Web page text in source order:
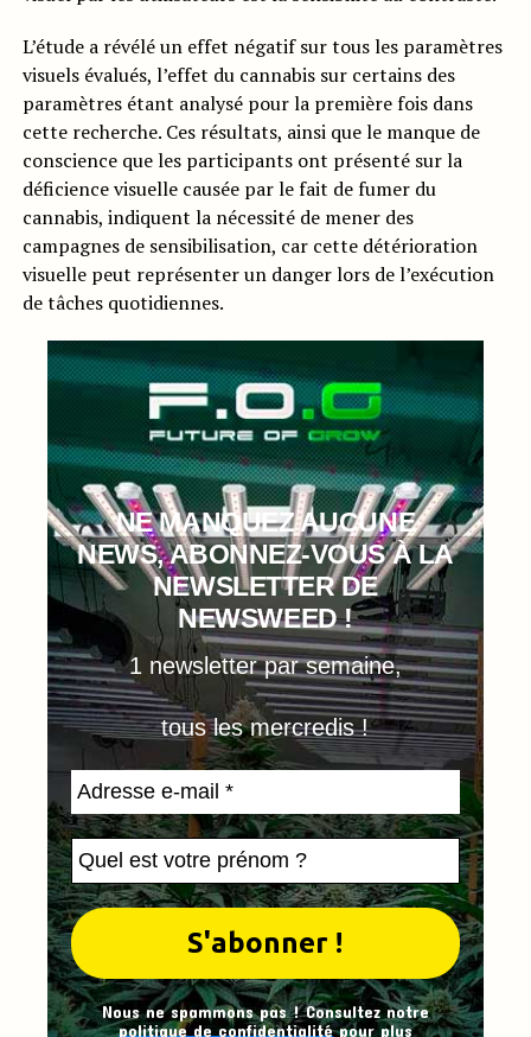
L’étude a révélé un effet négatif sur tous les paramètres
visuels évalués, l’effet du cannabis sur certains des
paramètres étant analysé pour la première fois dans
cette recherche. Ces résultats, ainsi que le manque de
conscience que les participants ont présenté sur la
déficience visuelle causée par le fait de fumer du
cannabis, indiquent la nécessité de mener des
campagnes de sensibilisation, car cette détérioration
visuelle peut représenter un danger lors de l’exécution
de tâches quotidiennes.
NE MANQUEZ AUCUNE
NEWS, ABONNEZ-VOUS À LA
NEWSLETTER DE
NEWSWEED !
1 newsletter par semaine,
tous les mercredis !
Nous ne spammons pas ! Consultez notre
politique de confidentialitépour plus